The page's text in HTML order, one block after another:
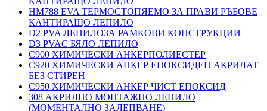
HM788 EVA ТЕРМОСТОПЯЕМО ЗА ПРАВИ РЪБОВЕ
КАНТИРАЩО ЛЕПИЛО
D2 PVA ЛЕПИЛОЗА РАМКОВИ КОНСТРУКЦИИ
D3 PVAC БЯЛО ЛЕПИЛО
C900 ХИМИЧЕСКИ АНКЕРПОЛИЕСТЕP
C920 ХИМИЧЕСКИ АНКЕР ЕПОКСИДЕН АКРИЛАТ
БЕЗ СТИРЕН
C950 ХИМИЧЕСКИ АНКЕР ЧИСТ ЕПОКСИД
308 АКРИЛНО МОНТАЖНО ЛЕПИЛО
(МОМЕНТАЛНО ЗАЛЕПВАНЕ)